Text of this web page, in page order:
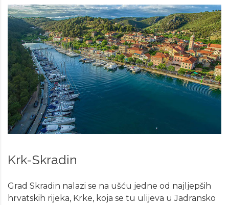
Krk-Skradin
Grad Skradin nalazi se na ušću jedne od najljepših
hrvatskih rijeka, Krke, koja se tu ulijeva u Jadransko